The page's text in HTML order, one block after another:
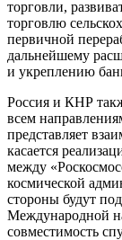
торговли,
торговлю
первичной
дальнейшему
и укреплению
Россия и КНР
всем
представляет
касается
между
космической
стороны будут
Международной
совместимость